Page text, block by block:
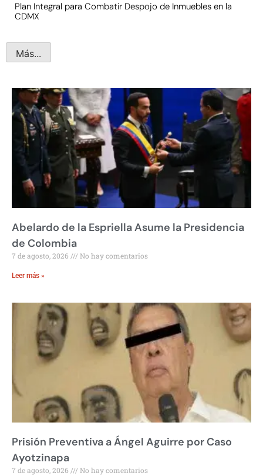
Plan Integral para Combatir Despojo de Inmuebles en la
CDMX
Más...
Abelardo de la Espriella Asume la Presidencia
de Colombia
7 de agosto, 2026 No hay comentarios
Leer más »
Prisión Preventiva a Ángel Aguirre por Caso
Ayotzinapa
7 de agosto, 2026 No hay comentarios